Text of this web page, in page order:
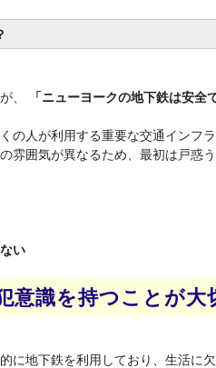
、 「ニューヨークの地下鉄は安全
の人が利用する重要な交通イン
雰囲気が異なるため、最初は戸惑
い
意識を持つことが大
に地下鉄を利用しており、生活に